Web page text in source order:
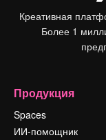
Креативная
Более 1
Продукция
Spaces
ИИ-помощник